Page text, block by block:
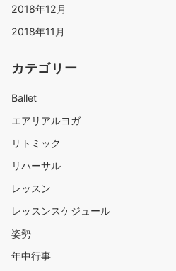
2018年12月
2018年11月
カテゴリー
Ballet
エアリアルヨガ
リトミック
リハーサル
レッスン
レッスンスケジュール
姿勢
年中行事